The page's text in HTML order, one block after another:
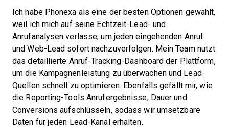
Ich habe Phonexa als eine der besten Optionen gewählt,
weil ich mich auf seine Echtzeit-Lead- und
Anrufanalysen verlasse, um jeden eingehenden Anruf
und Web-Lead sofort nachzuverfolgen. Mein Team nutzt
das detaillierte Anruf-Tracking-Dashboard der Plattform,
um die Kampagnenleistung zu überwachen und Lead-
Quellen schnell zu optimieren. Ebenfalls gefällt mir, wie
die Reporting-Tools Anrufergebnisse, Dauer und
Conversions aufschlüsseln, sodass wir umsetzbare
Daten für jeden Lead-Kanal erhalten.